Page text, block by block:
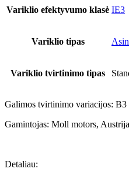
Variklio efektyvumo klasė IE3
Variklio tipas
Variklio tvirtinimo tipas
Galimos tvirtinimo variacijos: B3
Gamintojas: Moll motors,
Detaliau: